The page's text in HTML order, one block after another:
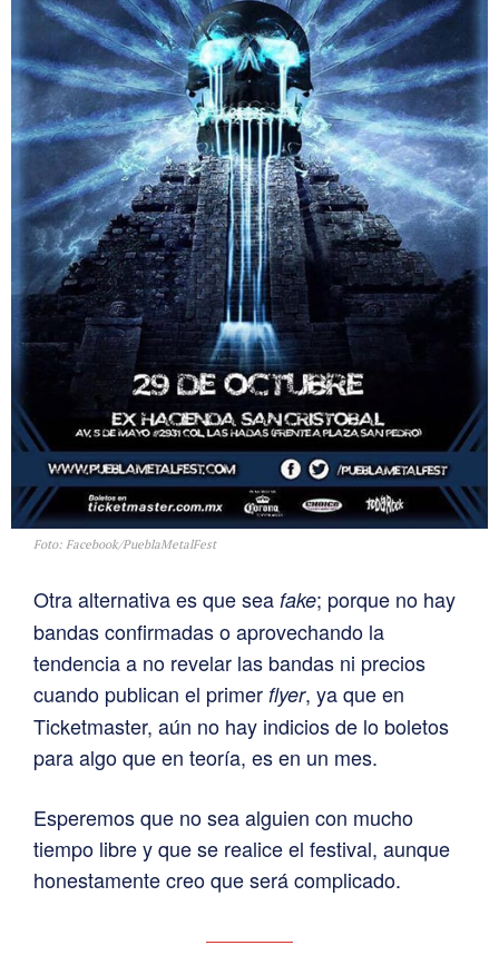
Foto: Facebook/PueblaMetalFest
Otra alternativa es que sea fake; porque no hay
bandas confirmadas o aprovechando la
tendencia a no revelar las bandas ni precios
cuando publican el primer flyer, ya que en
Ticketmaster, aún no hay indicios de lo boletos
para algo que en teoría, es en un mes.
Esperemos que no sea alguien con mucho
tiempo libre y que se realice el festival, aunque
honestamente creo que será complicado.